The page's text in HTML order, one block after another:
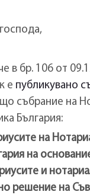
в бр. 106 от
е публикувано
събрание на
България:
на
на
и
решение на